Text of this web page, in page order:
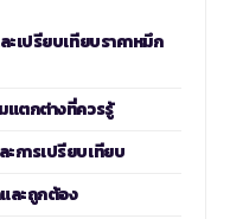
เปรียบเทียบราคาหมึก
แตกต่างที่ควรรู้
การเปรียบเทียบ
ละถูกต้อง